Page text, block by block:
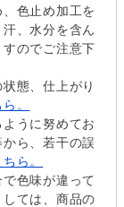
色止め加工を
、水分を含ん
のでご注意下
態、仕上がり
。
うに努めてお
ら、若干の誤
ら。
色味が違って
ては、商品の